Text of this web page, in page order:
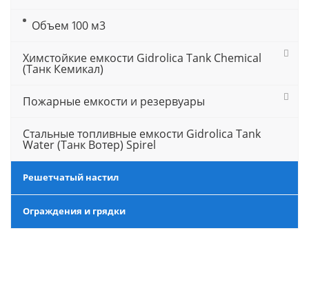
Объем 100 м3
Химстойкие емкости Gidrolica Tank Chemical
(Танк Кемикал)
Пожарные емкости и резервуары
Стальные топливные емкости Gidrolica Tank
Water (Танк Вотер) Spirel
Решетчатый настил
Ограждения и грядки